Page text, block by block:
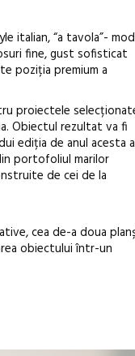
italian, “a tavola”-
fine, gust sofisticat
poziția premium a
proiectele
Obiectul rezultat va fi
ediția de anul acesta a
portofoliul marilor
de cei de la
cea de-a doua
obiectului într-un